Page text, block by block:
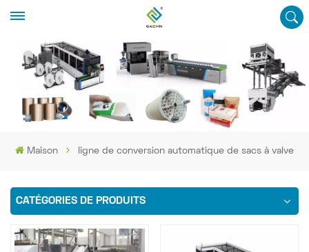
Maison ligne de conversion automatique de sacs à valve
CATÉGORIES DE PRODUITS